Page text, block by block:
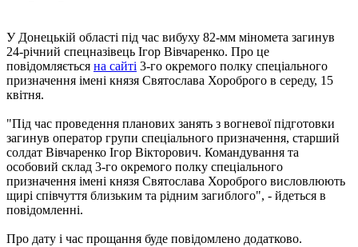
У Донецькій області під час вибуху 82-мм міномета загинув
24-річний спецназівець Ігор Вівчаренко. Про це
повідомляється на сайті 3-го окремого полку спеціального
призначення імені князя Святослава Хороброго в середу, 15
квітня.
"Під час проведення планових занять з вогневої підготовки
загинув оператор групи спеціального призначення, старший
солдат Вівчаренко Ігор Вікторович. Командування та
особовий склад 3-го окремого полку спеціального
призначення імені князя Святослава Хороброго висловлюють
щирі співчуття близьким та рідним загиблого", - йдеться в
повідомленні.
Про дату і час прощання буде повідомлено додатково.